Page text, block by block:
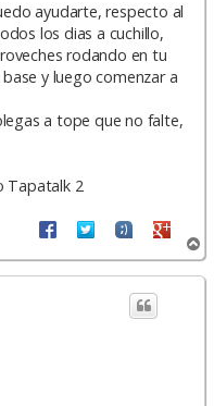
ayudarte, respecto al
los dias a cuchillo,
rodando en tu
y luego comenzar a
a tope que no falte,
Tapatalk 2
r
r